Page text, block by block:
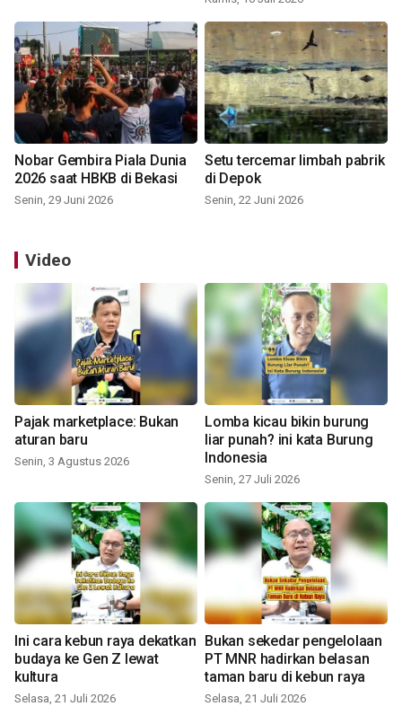
Nobar Gembira Piala Dunia
2026 saat HBKB di Bekasi
Senin, 29 Juni 2026
Setu tercemar limbah pabrik
di Depok
Senin, 22 Juni 2026
Video
Pajak marketplace: Bukan
aturan baru
Senin, 3 Agustus 2026
Lomba kicau bikin burung
liar punah? ini kata Burung
Indonesia
Senin, 27 Juli 2026
Ini cara kebun raya dekatkan
budaya ke Gen Z lewat
kultura
Selasa, 21 Juli 2026
Bukan sekedar pengelolaan
PT MNR hadirkan belasan
taman baru di kebun raya
Selasa, 21 Juli 2026